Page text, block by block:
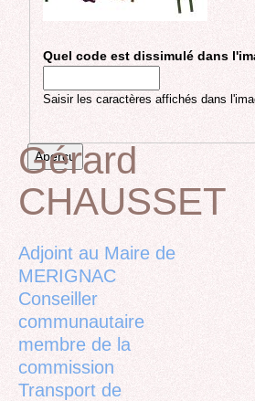
Quel code est dissimulé dans
Saisir les caractères affichés dans
Back
to
Gérard
CHAUSSET
Adjoint au Maire de
MERIGNAC
Conseiller
communautaire
membre de la
commission
Transport de